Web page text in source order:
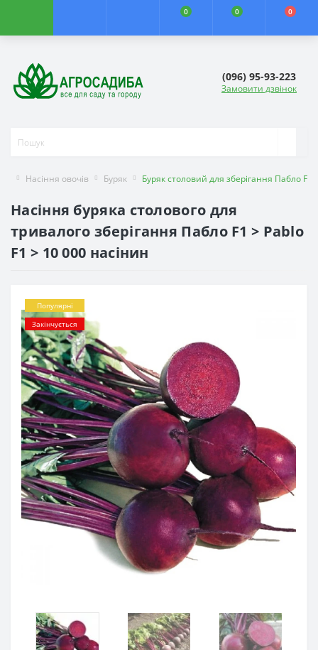
0 0 0
(096) 95-93-223
Замовити дзвінок
Насіння овочів Буряк Буряк столовий для зберігання Пабло F1
Насіння буряка столового для
тривалого зберігання Пабло F1 > Pablo
F1 > 10 000 насінин
Популярні
Закінчується